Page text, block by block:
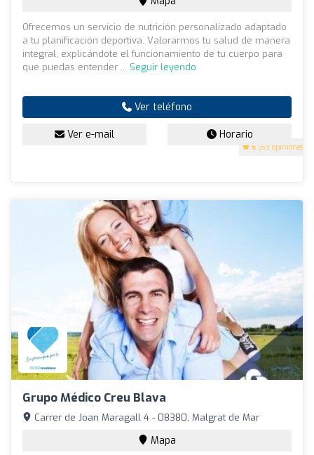
5 (63 opiniones)
Ofrecemos un servicio de nutrición personalizado adaptado
a tu planificación deportiva. Valorarmos tu salud de manera
integral, explicándote el funcionamiento de tu cuerpo para
que puedas entender ... Seguir leyendo
Ver teléfono
Ver e-mail Horario
Grupo Médico Creu Blava
Carrer de Joan Maragall 4 - 08380, Malgrat de Mar
Mapa